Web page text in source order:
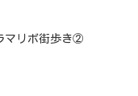
マリボ街歩き②